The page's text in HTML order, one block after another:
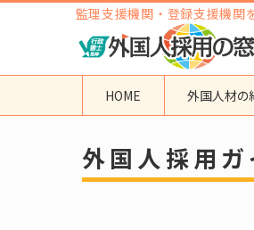
監理支援機関・登録支援機関
HOME 外国人材の
地域から検索する
東京都
外国人採用ガ